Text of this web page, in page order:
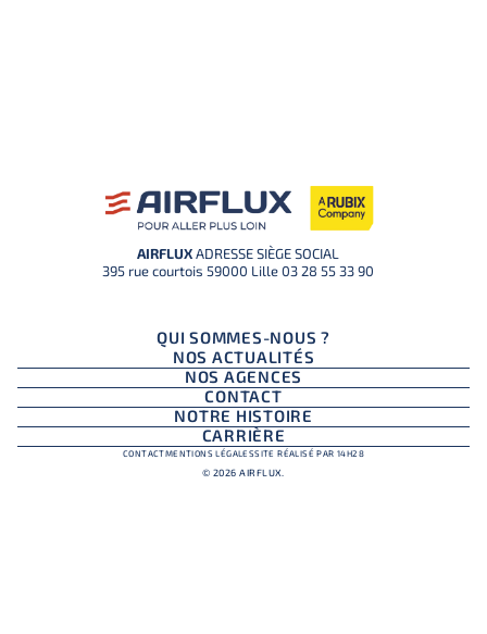
AIRFLUXADRESSE SIÈGE SOCIAL
395 rue courtois 59000 Lille03 28 55 33 90
QUI SOMMES-NOUS ?
NOS AGENCES
NOTRE HISTOIRE
NOS ACTUALITÉS
CONTACT
CARRIÈRE
© 2026 AIRFLUX.
CONTACTMENTIONS LÉGALESSITE RÉALISÉ PAR 14H28